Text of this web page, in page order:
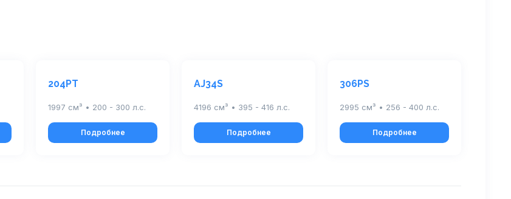
204PT
1997 см³ • 200 - 300 л.с.
Подробнее
AJ34S
4196 см³ • 395 - 416 л.с.
Подробнее
306PS
2995 см³ • 256 - 400 л.с.
Подробнее